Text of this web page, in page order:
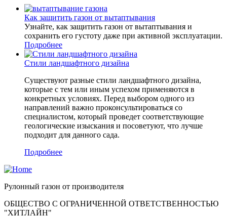
Как защитить газон от вытаптывания
Узнайте, как защитить газон от вытаптывания и
сохранить его густоту даже при активной эксплуатации.
Подробнее
Стили ландшафтного дизайна
Существуют разные стили ландшафтного дизайна,
которые с тем или иным успехом применяются в
конкретных условиях. Перед выбором одного из
направлений важно проконсультироваться со
специалистом, который проведет соответствующие
геологические изыскания и посоветуют, что лучше
подходит для данного сада.
Подробнее
Рулонный газон от производителя
ОБЩЕСТВО С ОГРАНИЧЕННОЙ ОТВЕТСТВЕННОСТЬЮ
"ХИТЛАЙН"